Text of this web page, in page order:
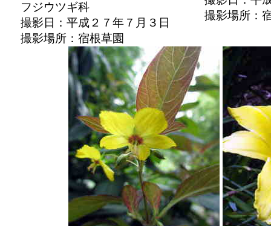
フジウツギ科
撮影日：平成２７年７月３日
撮影場所：宿根草園
撮影場所：